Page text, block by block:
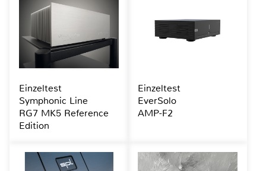
Einzeltest
Symphonic Line
RG7 MK5 Reference
Edition
Einzeltest
EverSolo
AMP-F2